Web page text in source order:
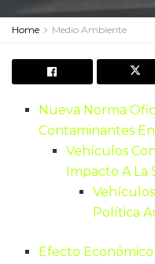
Home Medio Ambiente
Nueva Norma
Contaminantes
Vehículos
Impacto A La
Política
Efecto